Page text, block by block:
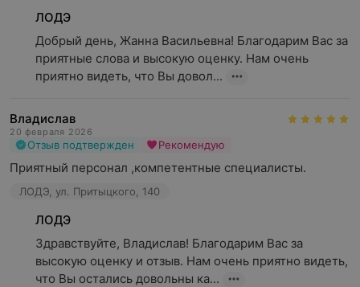
ЛОДЭ
Добрый день, Жанна Васильевна! Благодарим Вас за
приятные слова и высокую оценку. Нам очень
приятно видеть, что Вы довол...
Владислав
20 февраля 2026
Отзыв подтвержден Рекомендую
Приятный персонал ,компетентные специалисты.
ЛОДЭ, ул. Притыцкого, 140
ЛОДЭ
Здравствуйте, Владислав! Благодарим Вас за
высокую оценку и отзыв. Нам очень приятно видеть,
что Вы остались довольны ка...